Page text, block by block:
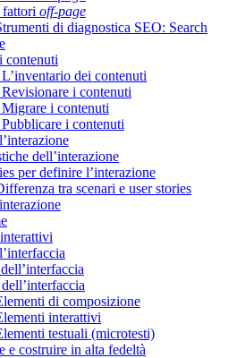
off-page
di diagnostica SEO: Search
contenuti
dei contenuti
i contenuti
i contenuti
i contenuti
dell’interazione
per definire l’interazione
tra scenari e user stories
di composizione
interattivi
testuali (microtesti)
e costruire in alta fedeltà